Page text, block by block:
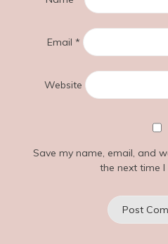
Email *
Website
Save my name, email, and
the next time